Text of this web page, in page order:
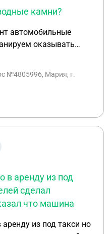
камни?
НДС так как у
может превысить
с тем
и ИП будет ли это
бизнеса ? 2.
ООО стану я (
деятельности это
камни ? 4.
аренду у физ лица и
для
№4805996, Мария, г.
в аренду из под
сделал
что машина
из под такси но